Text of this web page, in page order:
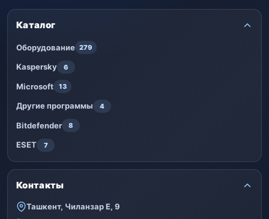
Каталог
Оборудование 279
Kaspersky 6
Microsoft 13
Другие программы 4
Bitdefender 8
ESET 7
Контакты
Ташкент, Чиланзар Е, 9